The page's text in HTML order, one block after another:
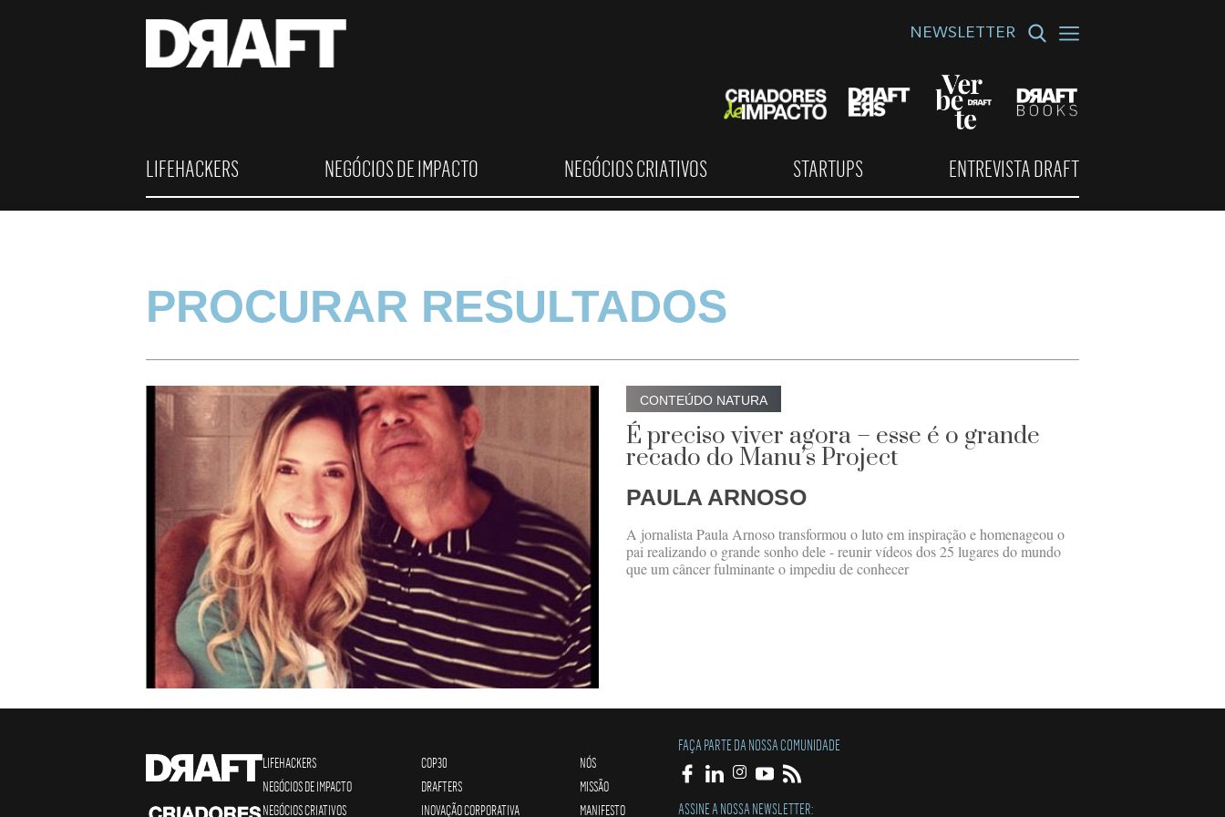
NEWSLETTER
LIFEHACKERS NEGÓCIOS DE IMPACTO NEGÓCIOS CRIATIVOS STARTUPS ENTREVISTA DRAFT
PROCURAR RESULTADOS
CONTEÚDO NATURA
É preciso viver agora – esse é o grande
recado do Manu’s Project
PAULA ARNOSO
A jornalista Paula Arnoso transformou o luto em inspiração e homenageou o
pai realizando o grande sonho dele - reunir vídeos dos 25 lugares do mundo
que um câncer fulminante o impediu de conhecer
LIFEHACKERS
NEGÓCIOS DE IMPACTO
NEGÓCIOS CRIATIVOS
COP30
DRAFTERS
INOVAÇÃO CORPORATIVA
NÓS
MISSÃO
MANIFESTO
FAÇA PARTE DA NOSSA COMUNIDADE
ASSINE A NOSSA NEWSLETTER: